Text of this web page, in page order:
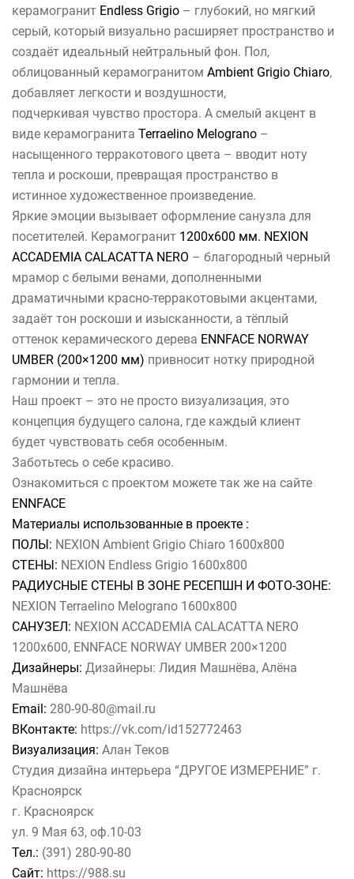
керамогранит Endless Grigio – глубокий, но мягкий
серый, который визуально расширяет пространство и
создаёт идеальный нейтральный фон. Пол,
облицованный керамогранитом Ambient Grigio Chiaro,
добавляет легкости и воздушности,
подчеркивая чувство простора. А смелый акцент в
виде керамогранита Terraelino Melograno –
насыщенного терракотового цвета – вводит ноту
тепла и роскоши, превращая пространство в
истинное художественное произведение.
Яркие эмоции вызывает оформление санузла для
посетителей. Керамогранит 1200х600 мм. NEXION
ACCADEMIA CALACATTA NERO – благородный черный
мрамор с белыми венами, дополненными
драматичными красно-терракотовыми акцентами,
задаёт тон роскоши и изысканности, а тёплый
оттенок керамического дерева ENNFACE NORWAY
UMBER (200×1200 мм) привносит нотку природной
гармонии и тепла.
Наш проект – это не просто визуализация, это
концепция будущего салона, где каждый клиент
будет чувствовать себя особенным.
Заботьтесь о себе красиво.
Ознакомиться с проектом можете так же на сайте
ENNFACE
Материалы использованные в проекте :
ПОЛЫ: NEXION Ambient Grigio Chiaro 1600х800
СТЕНЫ: NEXION Endless Grigio 1600х800
РАДИУСНЫЕ СТЕНЫ В ЗОНЕ РЕСЕПШН И ФОТО-ЗОНЕ:
NEXION Terraelino Melograno 1600х800
САНУЗЕЛ: NEXION ACCADEMIA CALACATTA NERO
1200х600, ENNFACE NORWAY UMBER 200×1200
Дизайнеры: Дизайнеры: Лидия Машнёва, Алёна
Машнёва
Email: 280-90-80@mail.ru
ВКонтакте: https://vk.com/id152772463
Визуализация: Алан Теков
Студия дизайна интерьера “ДРУГОЕ ИЗМЕРЕНИЕ” г.
Красноярск
г. Красноярск
ул. 9 Мая 63, оф.10-03
Тел.: (391) 280-90-80
Сайт: https://988.su